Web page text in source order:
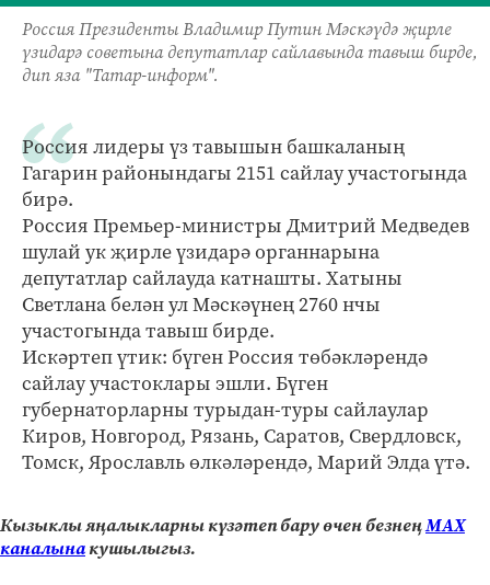
Россия Президенты Владимир Путин Мәскәүдә җирле
үзидарә советына депутатлар сайлавында тавыш бирде,
дип яза "Татар-информ".
Россия лидеры үз тавышын башкаланың
Гагарин районындагы 2151 сайлау участогында
бирә.
Россия Премьер-министры Дмитрий Медведев
шулай ук җирле үзидарә органнарына
депутатлар сайлауда катнашты. Хатыны
Светлана белән ул Мәскәүнең 2760 нчы
участогында тавыш бирде.
Искәртеп үтик: бүген Россия төбәкләрендә
сайлау участоклары эшли. Бүген
губернаторларны турыдан-туры сайлаулар
Киров, Новгород, Рязань, Саратов, Свердловск,
Томск, Ярославль өлкәләрендә, Марий Элда үтә.
Кызыклы яңалыкларны күзәтеп бару өчен безнеңМАХ
каналынакушылыгыз.